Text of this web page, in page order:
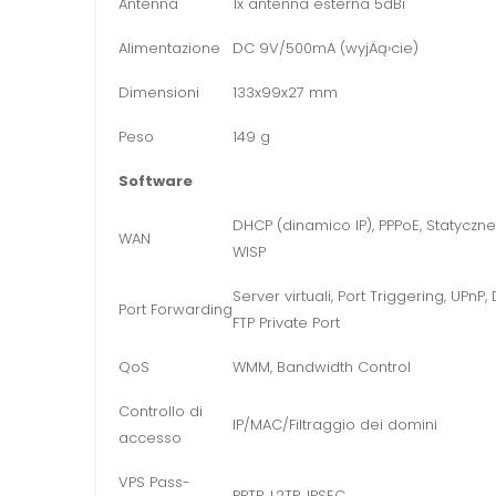
Antenna 1x antenna esterna 5dBi
Alimentazione DC 9V/500mA (wyjÄą›cie)
Dimensioni 133x99x27 mm
Peso 149 g
Software
WAN
DHCP (dinamico IP), PPPoE, Statyczne
WISP
Port Forwarding
Server virtuali, Port Triggering, UPnP,
FTP Private Port
QoS WMM, Bandwidth Control
Controllo di
accesso
IP/MAC/Filtraggio dei domini
VPS Pass-